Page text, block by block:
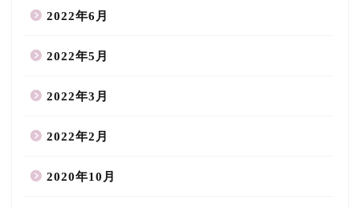
2022年6月
2022年5月
2022年3月
2022年2月
2020年10月